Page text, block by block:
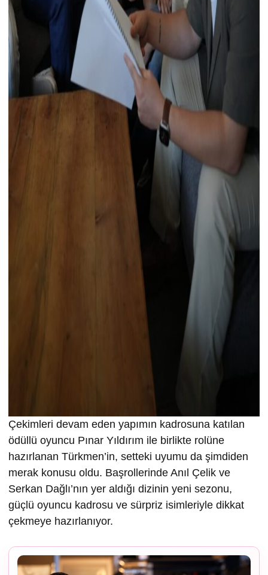
Çekimleri devam eden yapımın kadrosuna katılan
ödüllü oyuncu Pınar Yıldırım ile birlikte rolüne
hazırlanan Türkmen’in, setteki uyumu da şimdiden
merak konusu oldu. Başrollerinde Anıl Çelik ve
Serkan Dağlı’nın yer aldığı dizinin yeni sezonu,
güçlü oyuncu kadrosu ve sürpriz isimleriyle dikkat
çekmeye hazırlanıyor.